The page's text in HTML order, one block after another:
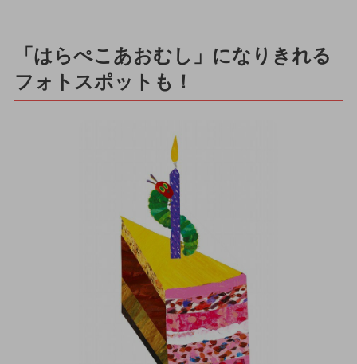
「はらぺこあおむし」になりきれる
フォトスポットも！